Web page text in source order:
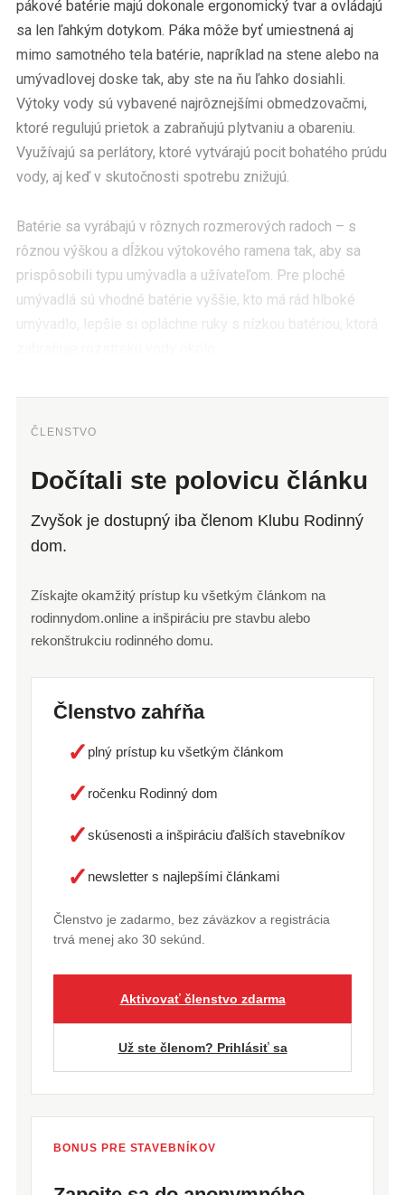
pákové batérie majú dokonale ergonomický tvar a ovládajú
sa len ľahkým dotykom. Páka môže byť umiestnená aj
mimo samotného tela batérie, napríklad na stene alebo na
umývadlovej doske tak, aby ste na ňu ľahko dosiahli.
Výtoky vody sú vybavené najrôznejšími obmedzovačmi,
ktoré regulujú prietok a zabraňujú plytvaniu a obareniu.
Využívajú sa perlátory, ktoré vytvárajú pocit bohatého prúdu
vody, aj keď v skutočnosti spotrebu znižujú.
Batérie sa vyrábajú v rôznych rozmerových radoch – s
rôznou výškou a dĺžkou výtokového ramena tak, aby sa
prispôsobili typu umývadla a užívateľom. Pre ploché
umývadlá sú vhodné batérie vyššie, kto má rád hlboké
ČLENSTVO
Dočítali ste polovicu článku
Zvyšok je dostupný iba členom Klubu Rodinný
dom.
Získajte okamžitý prístup ku všetkým článkom na
rodinnydom.online a inšpiráciu pre stavbu alebo
rekonštrukciu rodinného domu.
Členstvo zahŕňa
✓ plný prístup ku všetkým článkom
✓ ročenku Rodinný dom
✓skúsenosti a inšpiráciu ďalších stavebníkov
✓ newsletter s najlepšími článkami
Členstvo je zadarmo, bez záväzkov a registrácia
trvá menej ako 30 sekúnd.
Aktivovať členstvo zdarma
Už ste členom? Prihlásiť sa
BONUS PRE STAVEBNÍKOV